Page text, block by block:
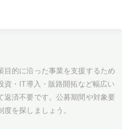
目的に沿った事業を支援するため
資・IT導入・販路開拓など幅広い
返済不要です。公募期間や対象要
を探しましょう。